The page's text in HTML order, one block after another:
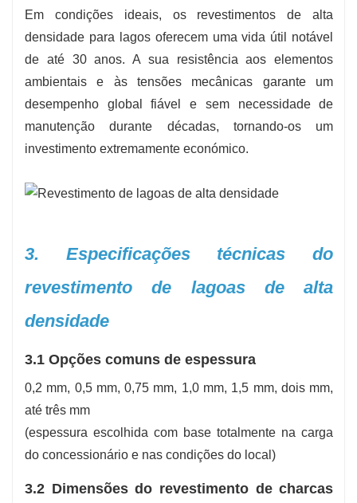
Em condições ideais, os revestimentos de alta
densidade para lagos oferecem uma vida útil notável
de até 30 anos. A sua resistência aos elementos
ambientais e às tensões mecânicas garante um
desempenho global fiável e sem necessidade de
manutenção durante décadas, tornando-os um
investimento extremamente económico.
3. Especificações técnicas do
revestimento de lagoas de alta
densidade
3.1 Opções comuns de espessura
0,2 mm, 0,5 mm, 0,75 mm, 1,0 mm, 1,5 mm, dois mm,
até três mm
(espessura escolhida com base totalmente na carga
do concessionário e nas condições do local)
3.2 Dimensões do revestimento de charcas